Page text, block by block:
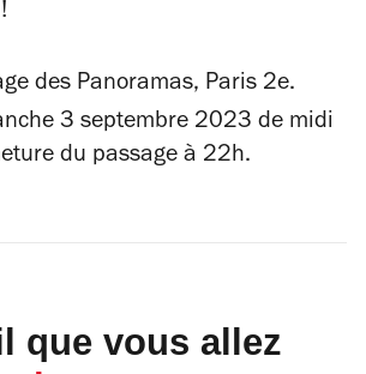
des Panoramas, Paris 2e.
3 septembre 2023 de midi
du passage à 22h.
que vous allez